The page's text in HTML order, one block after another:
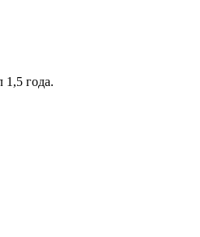
года.